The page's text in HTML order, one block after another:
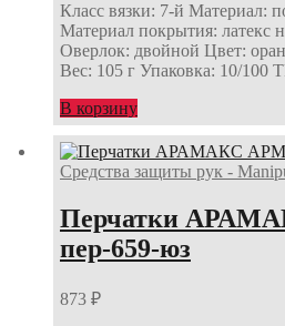
Класс вязки: 7-й Материал:
Материал покрытия: латекс
Оверлок: двойной Цвет:
Вес: 105 г Упаковка: 10/100
В корзину
Средства защиты рук -
Перчатки
пер-659-юз
873 ₽